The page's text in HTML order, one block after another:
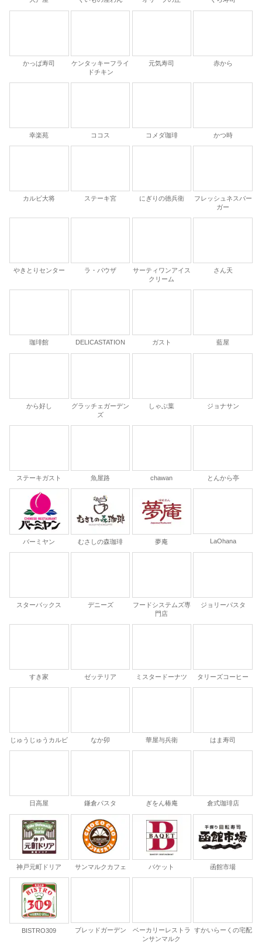
かっぱ寿司
ケンタッキーフライ
ドチキン
元気寿司 赤から
幸楽苑 ココス コメダ珈琲 かつ時
カルビ大将 ステーキ宮 にぎりの徳兵衛
フレッシュネスバー
ガー
やきとりセンター ラ・パウザ
サーティワンアイス
クリーム
さん天
珈琲館 DELICASTATION ガスト 藍屋
から好し
グラッチェガーデン
ズ
しゃぶ葉 ジョナサン
ステーキガスト 魚屋路 chawan とんから亭
バーミヤン むさしの森珈琲 夢庵 LaOhana
スターバックス デニーズ
フードシステムズ専
門店
ジョリーパスタ
すき家 ゼッテリア ミスタードーナツ タリーズコーヒー
じゅうじゅうカルビ なか卯 華屋与兵衛 はま寿司
日高屋 鎌倉パスタ ぎをん椿庵 倉式珈琲店
神戸元町ドリア サンマルクカフェ バケット 函館市場
BISTRO309 ブレッドガーデン
ベーカリーレストラ
ンサンマルク
すかいらーくの宅配